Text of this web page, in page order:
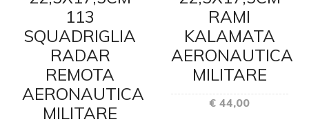
113
SQUADRIGLIA
RADAR
REMOTA
AERONAUTICA
MILITARE
RAMI
KALAMATA
AERONAUTICA
MILITARE
€ 44,00